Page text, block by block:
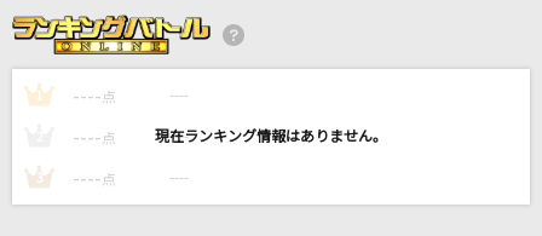
winter fall
L'Arc-en-Ciel
[生音]やさしくなりたい
斉藤和義
夏のFree&Easy
1 ---- 点 ----
---- 点 ----
3 ---- 点 ----